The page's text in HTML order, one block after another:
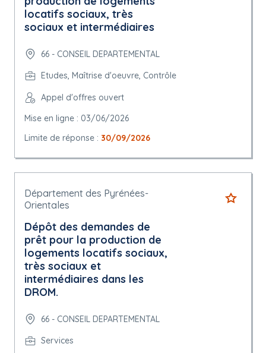
locatifs sociaux, très
sociaux et intermédiaires
66 - CONSEIL DEPARTEMENTAL
Etudes, Maîtrise d'oeuvre, Contrôle
Appel d'offres ouvert
Mise en ligne : 03/06/2026
Limite de réponse : 30/09/2026
Département des Pyrénées-
Orientales
Dépôt des demandes de
prêt pour la production de
logements locatifs sociaux,
très sociaux et
intermédiaires dans les
DROM.
66 - CONSEIL DEPARTEMENTAL
Services